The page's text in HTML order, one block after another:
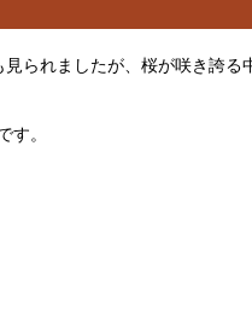
られましたが、桜が咲き誇る
す。